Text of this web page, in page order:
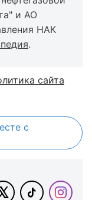
и АО
НАК
.
сайта
с